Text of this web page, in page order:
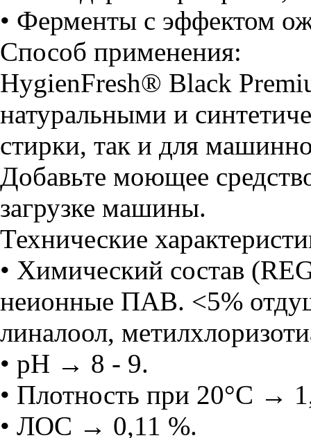
• Ферменты с эффектом
Способ применения:
HygienFresh® Black
натуральными и
стирки, так и для
Добавьте моющее
загрузке машины.
Технические
• Химический состав
неионные ПАВ. <5%
линалоол,
• pH → 8 - 9.
• Плотность при 20°C →
• ЛОС → 0,11 %.